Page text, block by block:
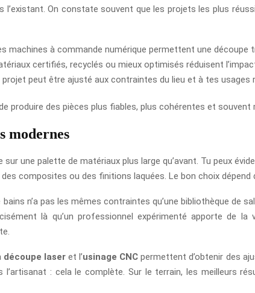
l’existant. On constate souvent que les projets les plus
machines à commande numérique permettent une découpe
certifiés, recyclés ou mieux optimisés réduisent
projet peut être ajusté aux contraintes du lieu et à tes usages
produire des pièces plus fiables, plus cohérentes et
modernes
sur une palette de matériaux plus large qu’avant. Tu peux
composites ou des finitions laquées. Le bon choix dépend
n’a pas les mêmes contraintes qu’une bibliothèque de
là qu’un professionnel expérimenté apporte de
découpe laser et l’usinage CNC permettent d’obtenir des
l’artisanat : cela le complète. Sur le terrain, les meilleurs